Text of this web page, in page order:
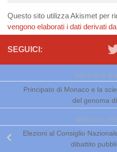
Questo sito utilizza Akismet per
vengono elaborati i dati derivati
SEGUICI:
ARTICOLO
Principato di Monaco e la
del genoma
ARTICOLO
Elezioni al Consiglio
dibattito